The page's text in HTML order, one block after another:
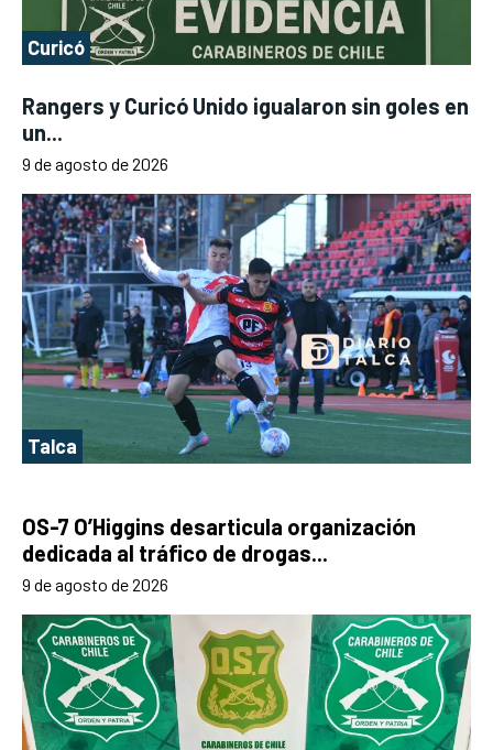
Curicó
Rangers y Curicó Unido igualaron sin goles en
un...
9 de agosto de 2026
Talca
OS-7 O’Higgins desarticula organización
dedicada al tráfico de drogas...
9 de agosto de 2026